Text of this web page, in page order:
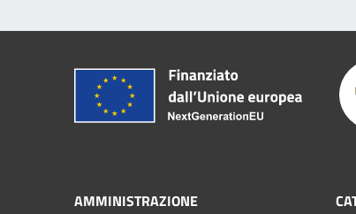
AMMINISTRAZIONE